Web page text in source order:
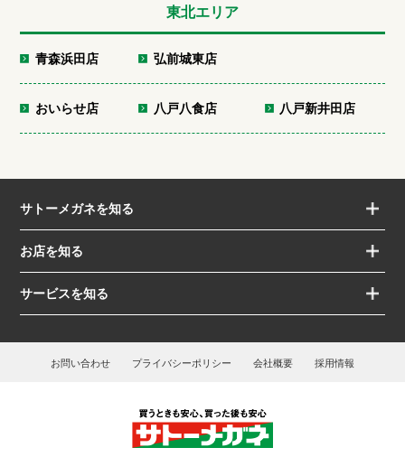
東北エリア
青森浜田店 弘前城東店
おいらせ店 八戸八食店 八戸新井田店
サトーメガネを知る
お店を知る
サービスを知る
お問い合わせ プライバシーポリシー 会社概要 採用情報